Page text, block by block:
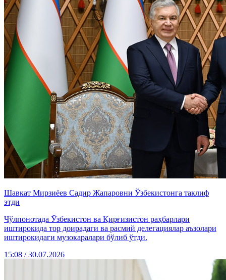
Шавкат Мирзиёев Садир Жапаровни Ўзбекистонга таклиф
этди
Чўлпонотада Ўзбекистон ва Қирғизистон раҳбарлари
иштирокида тор доирадаги ва расмий делегациялар аъзолари
иштирокидаги музокаралари бўлиб ўтди.
15:08 / 30.07.2026